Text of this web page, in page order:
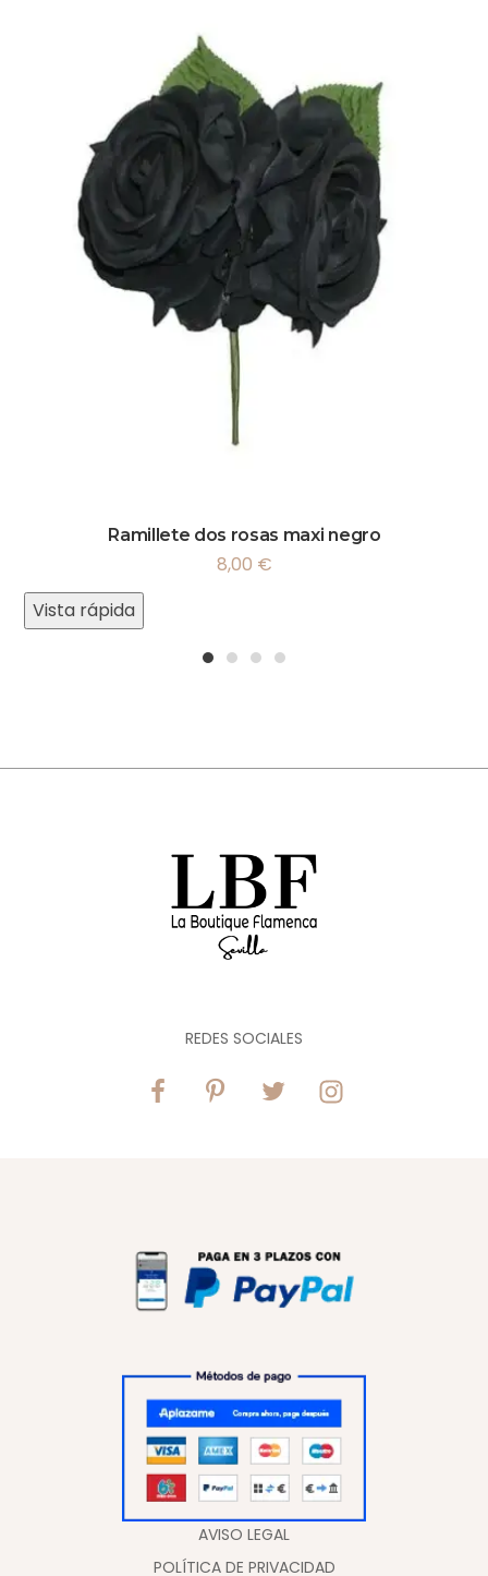
Ramillete dos rosas maxi negro
8,00 €
Vista rápida
REDES SOCIALES
AVISO LEGAL
POLÍTICA DE PRIVACIDAD